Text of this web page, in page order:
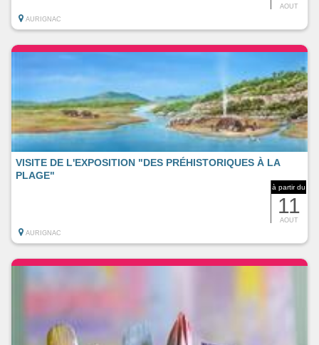
AOUT
AURIGNAC
à partir du
11
AOUT
VISITE DE L'EXPOSITION "DES PRÉHISTORIQUES À LA
PLAGE"
AURIGNAC